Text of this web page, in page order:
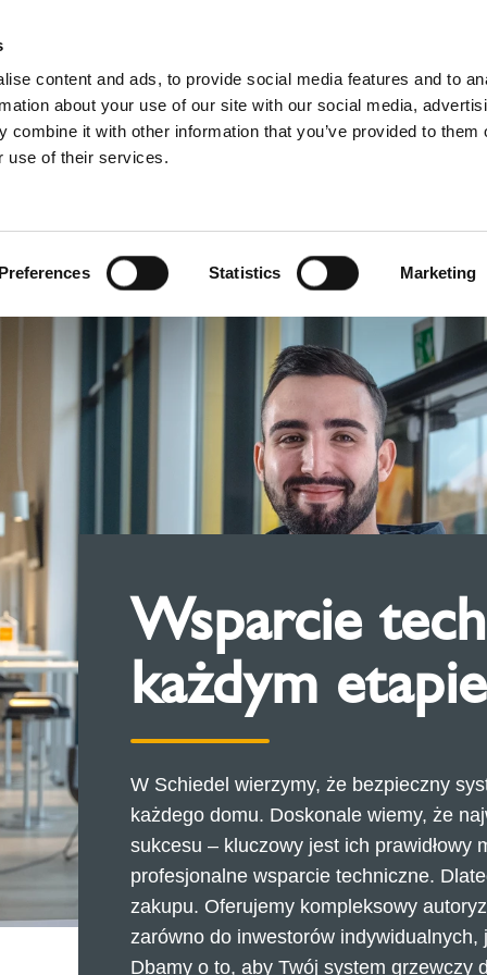
content and ads, to provide social media features and to
about your use of our site with our social media,
combine it with other information that you’ve provided to them
use of their services.
Preferences Statistics Marketing
Chorwacja
Szwajcaria
Ukraina
Łotwa
Dla profesjonalistów
Wsparcie
każdym etapie
W Schiedel wierzymy, że bezpieczny
każdego domu. Doskonale wiemy, że
sukcesu – kluczowy jest ich prawidłowy
profesjonalne wsparcie techniczne.
zakupu. Oferujemy kompleksowy
zarówno do inwestorów
Dbamy o to, aby Twój system grzewczy